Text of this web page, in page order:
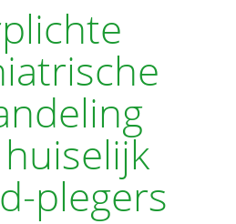
plegers